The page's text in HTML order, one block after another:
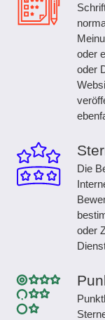
oder
oder
Die
oder